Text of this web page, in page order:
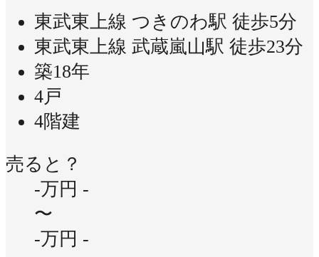
東武東上線 つきのわ駅 徒歩5分
東武東上線 武蔵嵐山駅 徒歩23分
築18年
4戸
4階建
売ると？
-万円 -
〜
-万円 -